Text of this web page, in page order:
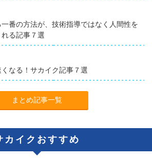
番の方法が、技術指導ではなく人間性を
る記事７選
なる！サカイク記事７選
まとめ記事一覧
カイクおすすめ